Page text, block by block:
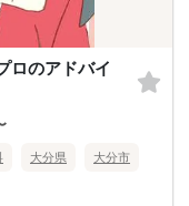
ロのアドバイ
大分県 大分市